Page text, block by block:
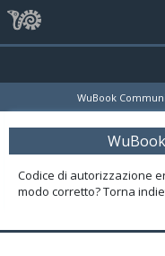
WuBook
Codice di autorizzazione
modo corretto? Torna